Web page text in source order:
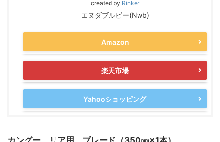
created by Rinker
エヌダブルビー(Nwb)
Amazon
楽天市場
Yahooショッピング
カングー リア用ブレード（350㎜×1本）